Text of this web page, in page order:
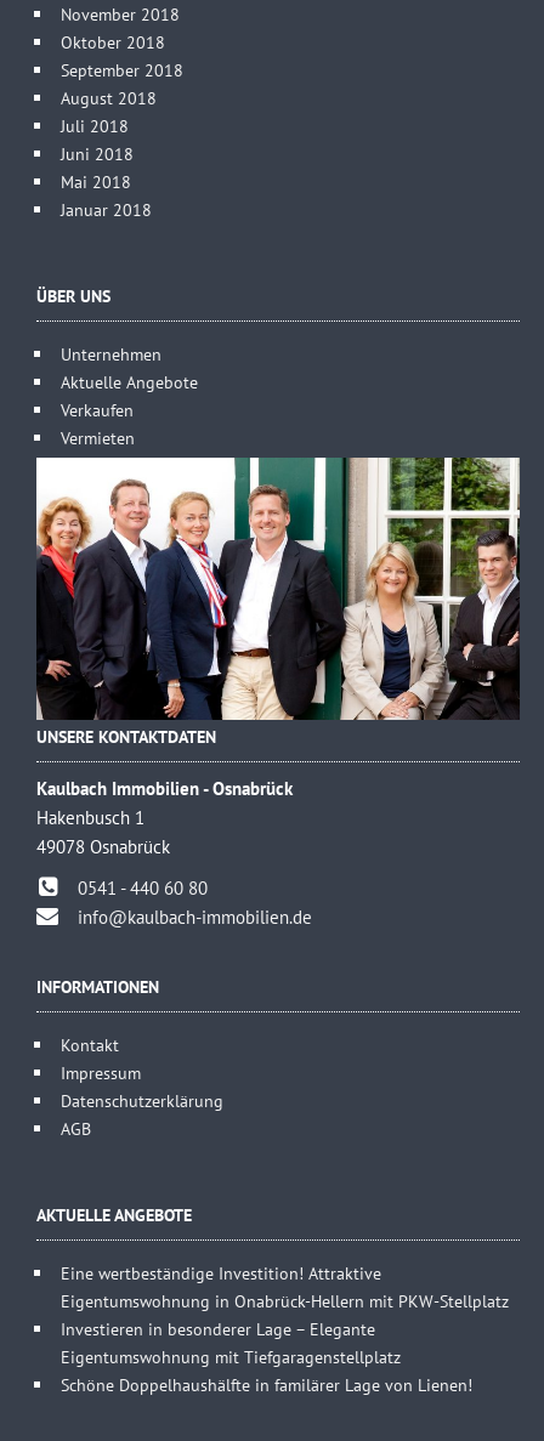
November 2018
Oktober 2018
September 2018
August 2018
Juli 2018
Juni 2018
Mai 2018
Januar 2018
ÜBER UNS
Unternehmen
Aktuelle Angebote
Verkaufen
Vermieten
UNSERE KONTAKTDATEN
Kaulbach Immobilien - Osnabrück
Hakenbusch 1
49078 Osnabrück
0541 - 440 60 80
info@kaulbach-immobilien.de
INFORMATIONEN
Kontakt
Impressum
Datenschutzerklärung
AGB
AKTUELLE ANGEBOTE
Eine wertbeständige Investition! Attraktive
Eigentumswohnung in Onabrück-Hellern mit PKW-Stellplatz
Investieren in besonderer Lage – Elegante
Eigentumswohnung mit Tiefgaragenstellplatz
Schöne Doppelhaushälfte in familärer Lage von Lienen!